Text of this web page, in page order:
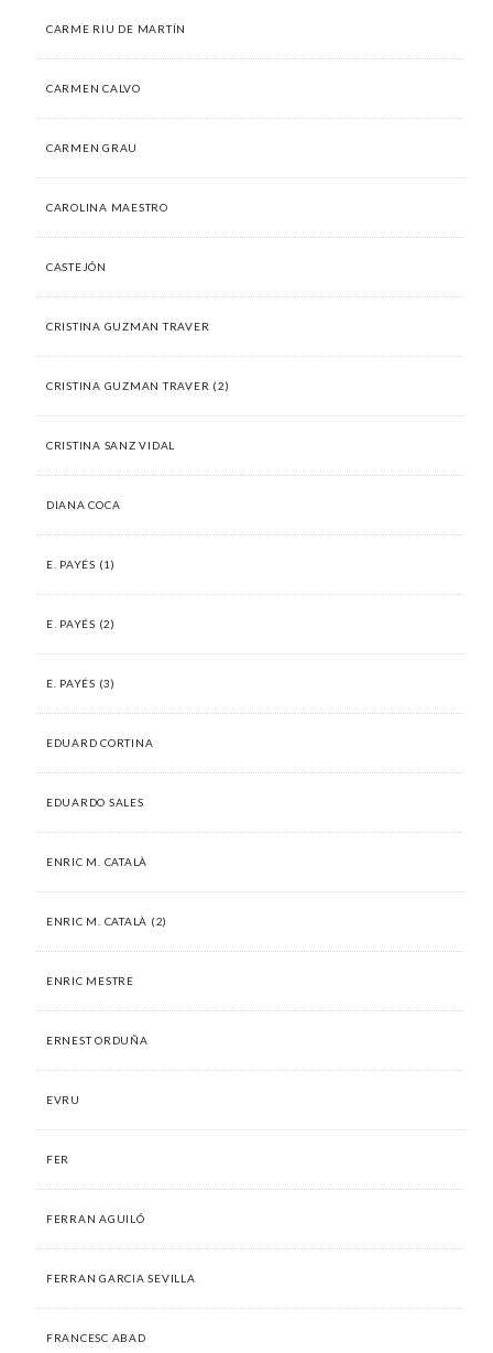
CARME RIU DE MARTÍN
CARMEN CALVO
CARMEN GRAU
CAROLINA MAESTRO
CASTEJÓN
CRISTINA GUZMAN TRAVER
CRISTINA GUZMAN TRAVER (2)
CRISTINA SANZ VIDAL
DIANA COCA
E. PAYÉS (1)
E. PAYÉS (2)
E. PAYÉS (3)
EDUARD CORTINA
EDUARDO SALES
ENRIC M. CATALÀ
ENRIC M. CATALÀ (2)
ENRIC MESTRE
ERNEST ORDUÑA
EVRU
FER
FERRAN AGUILÓ
FERRAN GARCIA SEVILLA
FRANCESC ABAD